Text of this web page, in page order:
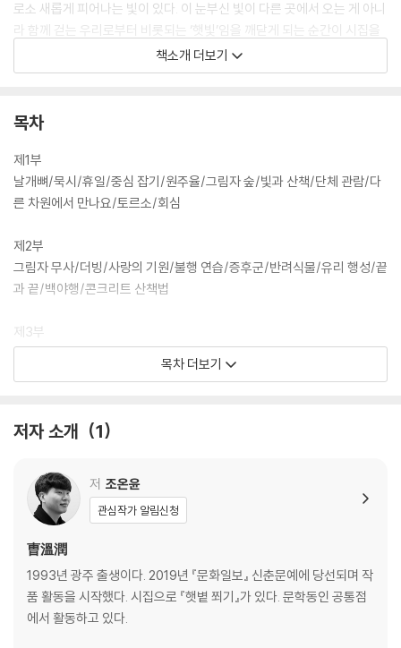
로소 새롭게 피어나는 빛이 있다. 이 눈부신 빛이 다른 곳에서 오는 게 아니
라 함께 걷는 우리로부터 비롯되는 ‘햇빛’임을 깨닫게 되는 순간이 시집을
덮을 때쯤 찾아온다. “눈을 감게 하지만 손을 더듬어/다른 손을 찾게
도”(「백야행」)하는 빛 덕분에 우리는 어둠 속에서 서로의 손을 더욱 꽉 잡
가까이 보듬도록 도울 것임을 『햇볕 쬐기』는 나직하게 전하고 있다.
책소개 더보기
목차
제1부
날개뼈/묵시/휴일/중심 잡기/원주율/그림자 숲/빛과 산책/단체 관람/다
른 차원에서 만나요/토르소/회심
제2부
그림자 무사/더빙/사랑의 기원/불행 연습/증후군/반려식물/유리 행성/끝
과 끝/백야행/콘크리트 산책법
제3부
공통점/오존주의보/적정 온도/계절 산책/시간의 바다/마지막 할머니와
아무르강 가에서/주변인/연소 시계
검은 돌 흰 돌의 시간/세계관/시월의 유령들/밤의 마피아/밤도 밖도 밝던/
제5부
별/먼 곳/십오행/십오행을 쓰기 위하여/낫 크리스천의 아침 식사/공복 산
책/설인/무족영원
해설｜나희덕
시인의 말
목차 더보기
저자 소개 1
저 조온윤
관심작가 알림신청
曺溫潤
1993년 광주 출생이다. 2019년 『문화일보』 신춘문예에 당선되며 작
품 활동을 시작했다. 시집으로 『햇볕 쬐기』가 있다. 문학동인 공통점
에서 활동하고 있다.